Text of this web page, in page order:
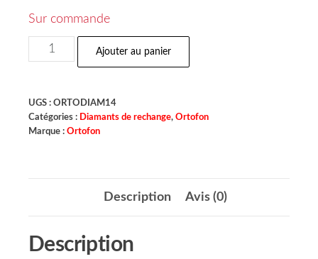
Sur commande
Ajouter au panier
UGS : ORTODIAM14
Catégories : Diamants de rechange, Ortofon
Marque : Ortofon
Description Avis (0)
Description